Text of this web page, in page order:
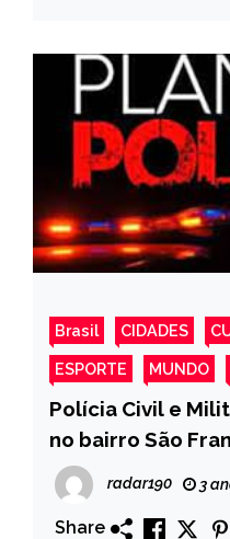
Brasil CIDADES
ESPORTE MUNDO
Polícia Civil e
no bairro São
PB
radar190 3
Share